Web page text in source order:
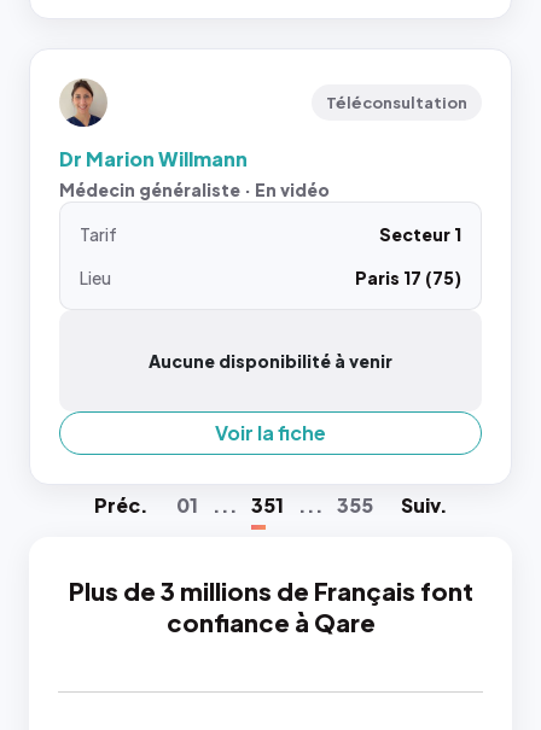
Téléconsultation
Dr Marion Willmann
Médecin généraliste · En vidéo
Tarif
Secteur 1
Lieu
Paris 17 (75)
Aucune disponibilité à venir
Voir la fiche
Préc. 01 ... 351 ... 355 Suiv.
Plus de 3 millions de Français font
confiance à Qare